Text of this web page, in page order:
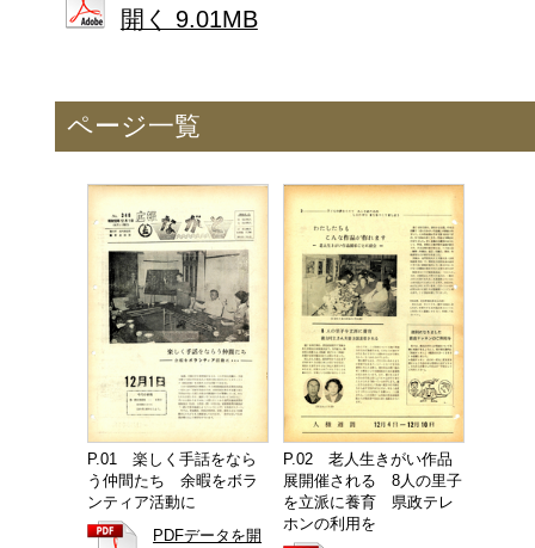
開く 9.01MB
ページ一覧
P.01 楽しく手話をなら
う仲間たち 余暇をボラ
ンティア活動に
PDFデータを開
P.02 老人生きがい作品
展開催される 8人の里子
を立派に養育 県政テレ
ホンの利用を